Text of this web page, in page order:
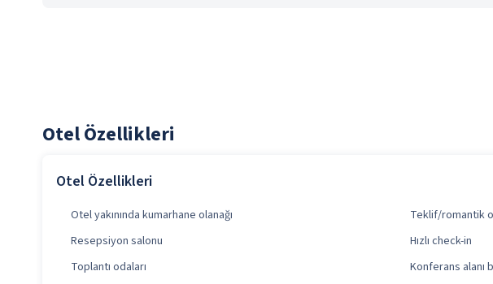
Otel Özellikleri
Otel Özellikleri
Otel yakınında kumarhane olanağı Teklif/romantik
Resepsiyon salonu
Hızlı check-in
Toplantı odaları
Konferans alanı